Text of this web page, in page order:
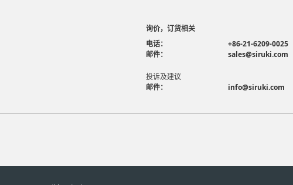
询价，订货相关
电话：
+86-21-6209-0025
邮件：
sales@siruki.com
投诉及建议
邮件：
info@siruki.com